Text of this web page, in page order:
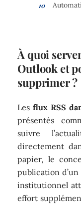
À quoi
Outlook et
supprimer ?
Lesflux RSS
présentés
suivre
directement
papier, le
publication d’un
institutionnel
effort